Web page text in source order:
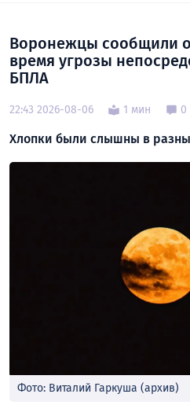
Воронежцы сообщили о
время угрозы
БПЛА
22:43 2026-08-06 1 мин 0
Хлопки были слышны в
Фото: Виталий Гаркуша (архив)